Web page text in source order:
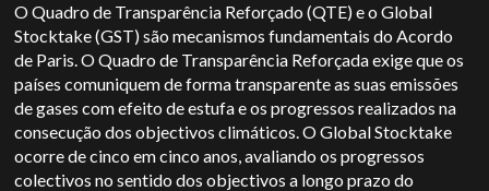
O Quadro de Transparência Reforçado (QTE) e o Global
Stocktake (GST) são mecanismos fundamentais do Acordo
de Paris. O Quadro de Transparência Reforçada exige que os
países comuniquem de forma transparente as suas emissões
de gases com efeito de estufa e os progressos realizados na
consecução dos objectivos climáticos. O Global Stocktake
ocorre de cinco em cinco anos, avaliando os progressos
colectivos no sentido dos objectivos a longo prazo do